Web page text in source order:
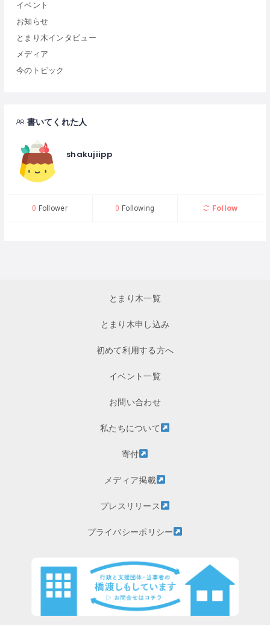
イベント
お知らせ
とまり木インタビュー
メディア
今のトピック
書いてくれた人
shakujiipp
0 Follower 0 Following Follow
とまり木一覧
とまり木申し込み
初めて利用する方へ
イベント一覧
お問い合わせ
私たちについて
寄付
メディア掲載
プレスリリース
プライバシーポリシー